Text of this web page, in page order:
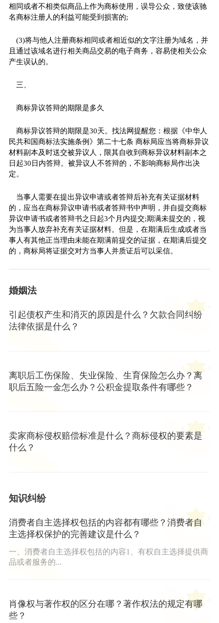
相同或者不相类似商品上作为商标使用，误导公众，致使该驰
名商标注册人的利益可能受到损害的;
(3)将与他人注册商标相同或者相近似的文字注册为域名，并
且通过该域名进行相关商品交易的电子商务，容易使相关公众
产生误认的。
三、
商标异议答辩的期限是多久
商标异议答辩的期限是30天。找法网提醒您：根据《中华人
民共和国商标法实施条例》第二十七条 商标局应当将商标异议
材料副本及时送交被异议人，限其自收到商标异议材料副本之
日起30日内答辩。被异议人不答辩的，不影响商标局作出决
定。
当事人需要在提出异议申请或者答辩后补充有关证据材料
的，应当在商标异议申请书或者答辩书中声明，并自提交商标
异议申请书或者答辩书之日起3个月内提交;期满未提交的，视
为当事人放弃补充有关证据材料。但是，在期满后生成或者当
事人有其他正当理由未能在期满前提交的证据，在期满后提交
的，商标局将证据交对方当事人并质证后可以采信。
婚姻法
引起债权产生和消灭的原因是什么？欠款合同纠纷
法律依据是什么？
离职后工伤保险、失业保险、生育保险怎么办？离
职后五险一金怎么办？公积金提取条件有哪些？
卖家商标侵权赔偿标准是什么？商标侵权的要素是
什么？
知识纠纷
消费者自主选择权包括的内容都有哪些？消费者自
主选择权保护的完善建议是什么？
一、消费者自主选择权包括的内容1、有权自主选择提供商
品或者服务的...
肖像权与著作权的区分在哪？著作权法的规定有哪
些？